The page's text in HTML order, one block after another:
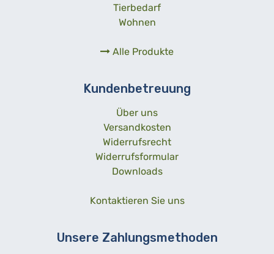
Tierbedarf
Wohnen
Alle Produkte
Kundenbetreuung
Über uns
Versandkosten
Widerrufsrecht
Widerrufsformular
Downloads
Kontaktieren Sie uns
Unsere Zahlungsmethoden